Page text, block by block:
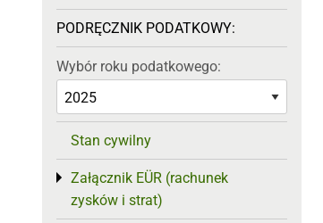
PODRĘCZNIK PODATKOWY:
Wybór roku podatkowego:
Stan cywilny
Załącznik EÜR (rachunek
zysków i strat)
Toggle menu